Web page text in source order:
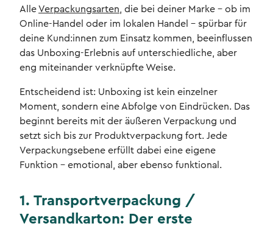
AlleVerpackungsarten, die bei deiner Marke - ob im
Online-Handel oder im lokalen Handel - spürbar für
deine Kund:innen zum Einsatz kommen, beeinflussen
das Unboxing-Erlebnis auf unterschiedliche, aber
eng miteinander verknüpfte Weise.
Entscheidend ist: Unboxing ist kein einzelner
Moment, sondern eine Abfolge von Eindrücken. Das
beginnt bereits mit der äußeren Verpackung und
setzt sich bis zur Produktverpackung fort. Jede
Verpackungsebene erfüllt dabei eine eigene
Funktion – emotional, aber ebenso funktional.
1. Transportverpackung /
Versandkarton: Der erste